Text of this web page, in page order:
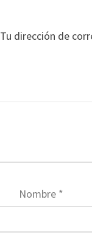
Tu dirección de
Nombre *